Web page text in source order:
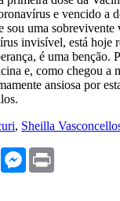
e vencido a
sou uma sobrevivente
invisível, está hoje
é uma benção.
e, como chegou a
ansiosa por
, Sheilla
WhatsAppMessenger